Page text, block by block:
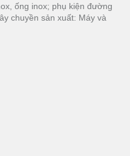
ống inox; phụ kiện đường
chuyền sản xuất: Máy và